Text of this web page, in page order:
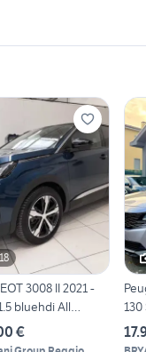
18
3008 II 2021 -
bluehdi All
€
130